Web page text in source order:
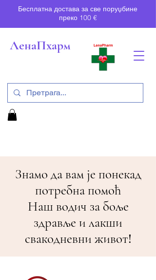
Бесплатна достава за све поруџбине
преко 100 €
ЛенаПхарм
Знамо да вам је понекад
потребна помоћ
Наш водич за боље
здравље и лакши
свакодневни живот!